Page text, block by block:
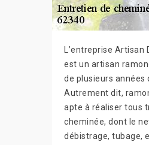
L’entreprise Artisan
est un artisan
de plusieurs années
Autrement dit,
apte à réaliser tous
cheminée, dont le
débistrage, tubage,